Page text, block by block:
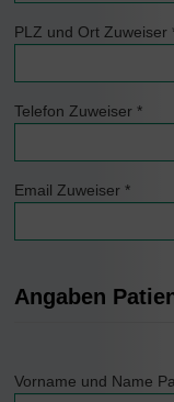
PLZ und Ort Zuweiser
Telefon Zuweiser *
Email Zuweiser *
Angaben
Vorname und Name